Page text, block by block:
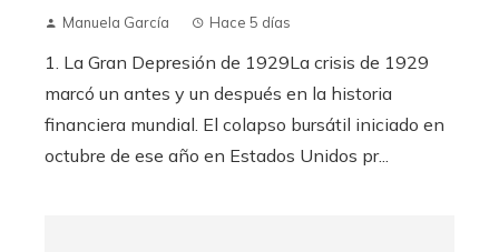
Manuela García Hace 5 días
1. La Gran Depresión de 1929La crisis de 1929
marcó un antes y un después en la historia
financiera mundial. El colapso bursátil iniciado en
octubre de ese año en Estados Unidos pr...